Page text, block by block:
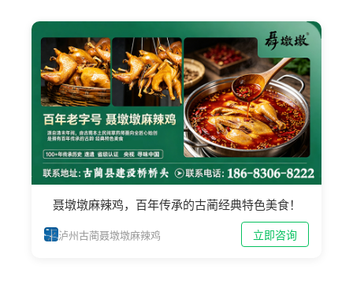
聂墩墩麻辣鸡，百年传承的古蔺经典特色美食！
泸州古蔺聂墩墩麻辣鸡 立即咨询